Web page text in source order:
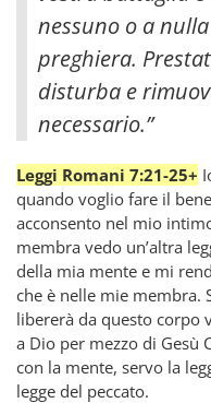
nessuno o a
preghiera.
disturba e
necessario.”
Leggi Romani 7:21-25+
quando voglio fare il
acconsento nel mio
membra vedo un’altra
della mia mente e mi
che è nelle mie membra.
libererà da questo corpo
a Dio per mezzo di Gesù
con la mente, servo la
legge del peccato.